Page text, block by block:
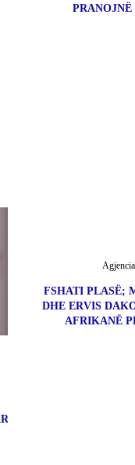
FSHATI PLASË;
DHE ERVIS
AFRIKANË